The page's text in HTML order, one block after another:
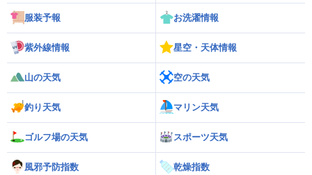
服装予報 お洗濯情報
紫外線情報 星空・天体情報
山の天気 空の天気
釣り天気 マリン天気
ゴルフ場の天気 スポーツ天気
風邪予防指数 乾燥指数